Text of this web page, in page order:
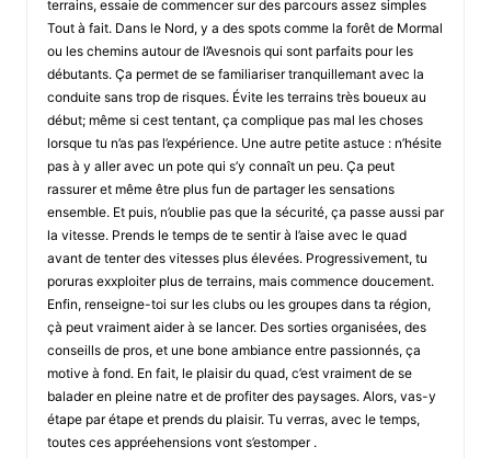
terrains, essaie de commencer sur des parcours assez simples
Tout à fait. Dans le Nord, y a des spots comme la forêt de Mormal
ou les chemins autour de l’Avesnois qui sont parfaits pour les
débutants. Ça permet de se familiariser tranquillemant avec la
conduite sans trop de risques. Évite les terrains très boueux au
début; même si cest tentant, ça complique pas mal les choses
lorsque tu n’as pas l’expérience. Une autre petite astuce : n’hésite
pas à y aller avec un pote qui s’y connaît un peu. Ça peut
rassurer et même être plus fun de partager les sensations
ensemble. Et puis, n’oublie pas que la sécurité, ça passe aussi par
la vitesse. Prends le temps de te sentir à l’aise avec le quad
avant de tenter des vitesses plus élevées. Progressivement, tu
poruras exxploiter plus de terrains, mais commence doucement.
Enfin, renseigne-toi sur les clubs ou les groupes dans ta région,
çà peut vraiment aider à se lancer. Des sorties organisées, des
conseills de pros, et une bone ambiance entre passionnés, ça
motive à fond. En fait, le plaisir du quad, c’est vraiment de se
balader en pleine natre et de profiter des paysages. Alors, vas-y
étape par étape et prends du plaisir. Tu verras, avec le temps,
toutes ces appréehensions vont s’estomper .